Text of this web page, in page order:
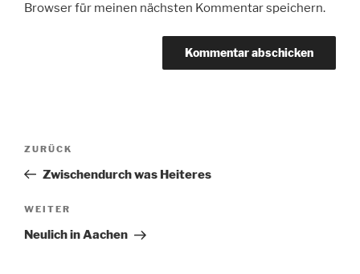
Browser für meinen nächsten Kommentar speichern.
Beitragsnavigation
Vorheriger
Beitrag
ZURÜCK
Zwischendurch was Heiteres
Nächster
Beitrag
WEITER
Neulich in Aachen